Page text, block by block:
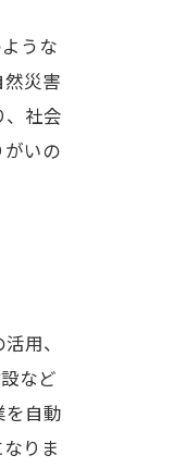
うな
災害
社会
いの
用、
など
自動
りま